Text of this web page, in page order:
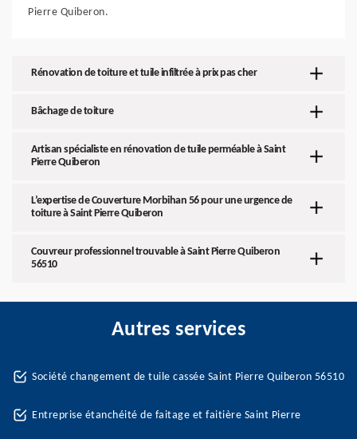
Pierre Quiberon.
Rénovation de toiture et tuile infiltrée à prix pas cher
Bâchage de toiture
Artisan spécialiste en rénovation de tuile perméable à Saint
Pierre Quiberon
L’expertise de Couverture Morbihan 56 pour une urgence de
toiture à Saint Pierre Quiberon
Couvreur professionnel trouvable à Saint Pierre Quiberon
56510
Autres services
Société changement de tuile cassée Saint Pierre Quiberon 56510
Entreprise étanchéité de faitage et faitière Saint Pierre